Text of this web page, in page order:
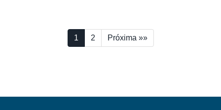
1 2 Próxima »»